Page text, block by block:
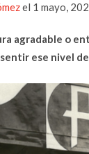
el 1 mayo,
agradable o
ese nivel